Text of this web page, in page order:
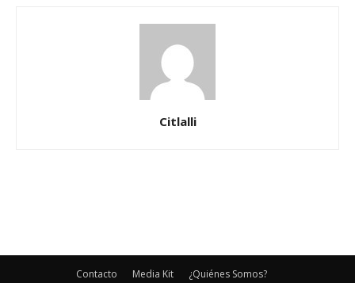
Citlalli
Contacto Media Kit ¿Quiénes Somos?